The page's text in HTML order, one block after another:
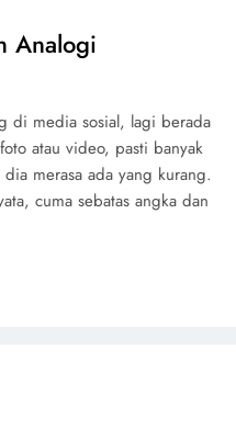
Analogi
di media sosial, lagi berada
atau video, pasti banyak
merasa ada yang kurang.
cuma sebatas angka dan